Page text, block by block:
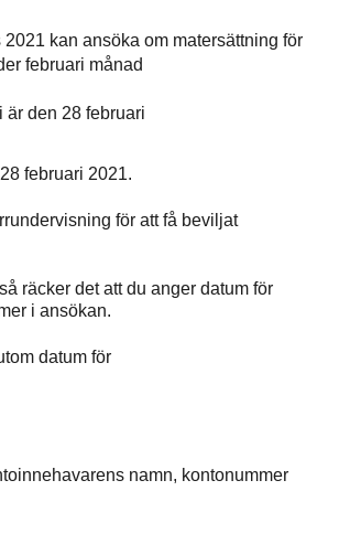
kan ansöka om matersättning för
februari månad
är den 28 februari
februari 2021.
för att få beviljat
räcker det att du anger datum för
i ansökan.
datum för
namn, kontonummer